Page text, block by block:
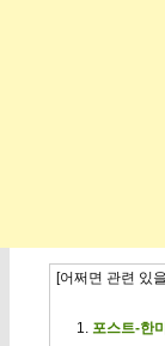
[어쩌면 관련 있
포스트-한